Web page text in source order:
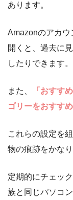
あります。
Amazonのアカウ
開くと、過去に
したりできます。
また、
「おすす
ゴリーをおすす
これらの設定を
物の痕跡をかな
定期的にチェッ
族と同じパソコ